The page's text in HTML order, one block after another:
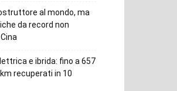
al mondo, ma
da record non
e ibrida: fino a 657
recuperati in 10